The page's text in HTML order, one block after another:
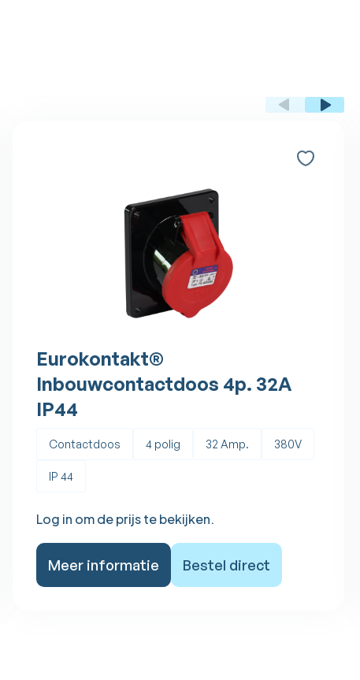
Eurokontakt®
Inbouwcontactdoos 4p. 32A
IP44
Contactdoos 4 polig 32 Amp. 380V
IP 44
Log in om de prijs te bekijken.
Meer informatie Bestel direct